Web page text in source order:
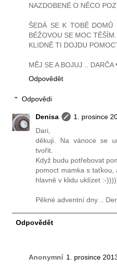
NAZDOBENÉ O NĚCO
ŠEDÁ SE K TOBĚ DOMŮ
BÉŽOVOU SE MOC TĚŠÍM.
KLIDNĚ TI DOJDU
MĚJ SE A BOJUJ .. DARČA
Odpovědět
Odpovědi
Denisa
1. prosince
Dari,
děkuji. Na vánoce se
tvořit.
Když budu potřebovat
pomoct mamka s taťkou,
hlavně v klidu uklízet :-
Pěkné adventní dny ..
Odpovědět
Anonymní 1. prosince